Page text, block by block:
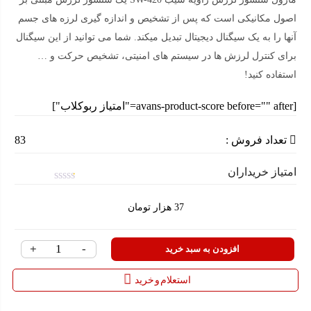
اصول مکانیکی است که پس از تشخیص و اندازه گیری لرزه های جسم
آنها را به یک سیگنال دیجیتال تبدیل میکند. شما می توانید از این سیگنال
برای کنترل لرزش ها در سیستم های امنیتی، تشخیص حرکت و …
استفاده کنید!
[avans-product-score before="" after="امتیاز ربوکلاب"]
تعداد فروش : 83
امتیاز خریداران
-
ماژول
سنسور
+ افزودن به سبد خرید
37 هزار تومان
استعلام و خرید